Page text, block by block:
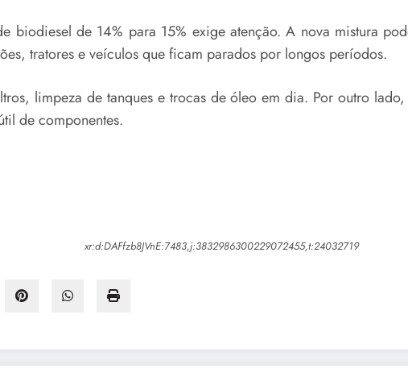
biodiesel de 14% para 15% exige atenção. A nova mistura
tratores e veículos que ficam parados por longos períodos.
limpeza de tanques e trocas de óleo em dia. Por outro
de componentes.
xr:d:DAFfzb8JVnE:7483,j:3832986300229072455,t:24032719